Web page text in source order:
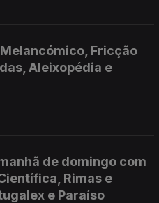
Fricção
Aleixopédia e
de domingo com
Rimas e
e Paraíso